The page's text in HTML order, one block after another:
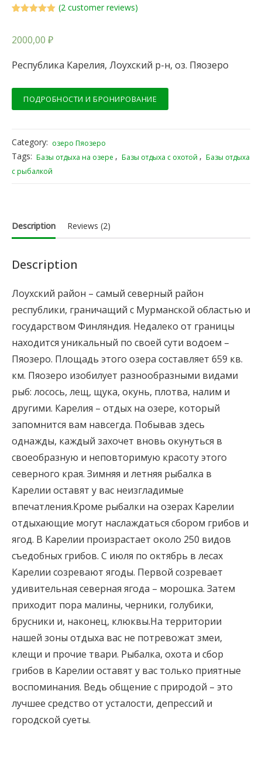
based on
customer
(2customer reviews)
2000,00 ₽
Республика Карелия, Лоухский р-н, оз. Пяозеро
ПОДРОБНОСТИ И БРОНИРОВАНИЕ
Category: озеро Пяозеро
Tags: Базы отдыха на озере , Базы отдыха с охотой , Базы отдыха
с рыбалкой
Description Reviews (2)
Description
Лоухский район – самый северный район
республики, граничащий с Мурманской областью и
государством Финляндия. Недалеко от границы
находится уникальный по своей сути водоем –
Пяозеро. Площадь этого озера составляет 659 кв.
км. Пяозеро изобилует разнообразными видами
рыб: лосось, лещ, щука, окунь, плотва, налим и
другими. Карелия – отдых на озере, который
запомнится вам навсегда. Побывав здесь
однажды, каждый захочет вновь окунуться в
своеобразную и неповторимую красоту этого
северного края. Зимняя и летняя рыбалка в
Карелии оставят у вас неизгладимые
впечатления.Кроме рыбалки на озерах Карелии
отдыхающие могут наслаждаться сбором грибов и
ягод. В Карелии произрастает около 250 видов
съедобных грибов. С июля по октябрь в лесах
Карелии созревают ягоды. Первой созревает
удивительная северная ягода – морошка. Затем
приходит пора малины, черники, голубики,
брусники и, наконец, клюквы.На территории
нашей зоны отдыха вас не потревожат змеи,
клещи и прочие твари. Рыбалка, охота и сбор
грибов в Карелии оставят у вас только приятные
воспоминания. Ведь общение с природой – это
лучшее средство от усталости, депрессий и
городской суеты.